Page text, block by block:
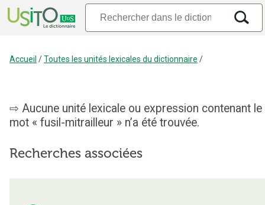
Accueil /Toutes les unités lexicales du dictionnaire /
Aucune unité lexicale ou expression contenant le
mot « fusil-mitrailleur » n’a été trouvée.
Recherches associées